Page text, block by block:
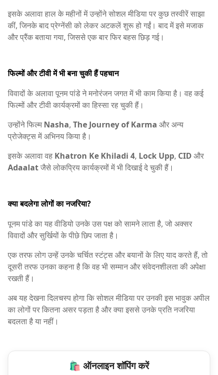
इसके अलावा हाल के महीनों में उन्होंने सोशल मीडिया पर कुछ तस्वीरें साझा
कीं, जिनके बाद प्रेग्नेंसी को लेकर अटकलें शुरू हो गईं। बाद में इसे मजाक
और प्रैंक बताया गया, जिससे एक बार फिर बहस छिड़ गई।
फिल्मों और टीवी में भी बना चुकी हैं पहचान
विवादों के अलावा पूनम पांडे ने मनोरंजन जगत में भी काम किया है। वह कई
फिल्मों और टीवी कार्यक्रमों का हिस्सा रह चुकी हैं।
उन्होंने फिल्मNasha, The Journey of Karma और अन्य
प्रोजेक्ट्स में अभिनय किया है।
इसके अलावा वह Khatron Ke Khiladi 4, Lock Upp, CID और
Adaalatजैसे लोकप्रिय कार्यक्रमों में भी दिखाई दे चुकी हैं।
क्या बदलेगा लोगों का नजरिया?
पूनम पांडे का यह वीडियो उनके उस पक्ष को सामने लाता है, जो अक्सर
विवादों और सुर्खियों के पीछे छिप जाता है।
एक तरफ लोग उन्हें उनके चर्चित स्टंट्स और बयानों के लिए याद करते हैं, तो
दूसरी तरफ उनका कहना है कि वह भी सम्मान और संवेदनशीलता की अपेक्षा
रखती हैं।
अब यह देखना दिलचस्प होगा कि सोशल मीडिया पर उनकी इस भावुक अपील
का लोगों पर कितना असर पड़ता है और क्या इससे उनके प्रति नजरिया
बदलता है या नहीं।
🛍️ ऑनलाइन शॉपिंग करें